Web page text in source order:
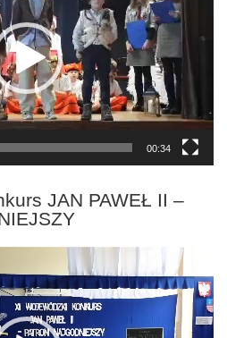
00:34
JAN PAWEŁ II –